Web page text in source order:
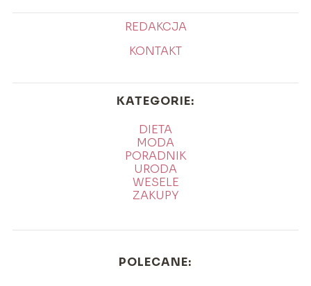
REDAKCJA
KONTAKT
KATEGORIE:
DIETA
MODA
PORADNIK
URODA
WESELE
ZAKUPY
POLECANE: